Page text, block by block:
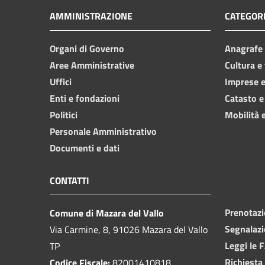
AMMINISTRAZIONE
Organi di Governo
Aree Amministrative
Uffici
Enti e fondazioni
Politici
Personale Amministrativo
Documenti e dati
Cultura
Imprese
Catasto
Mobilità
CONTATTI
Comune di Mazara del Vallo
Via Carmine, 8, 91026 Mazara del Vallo
TP
Leggi le